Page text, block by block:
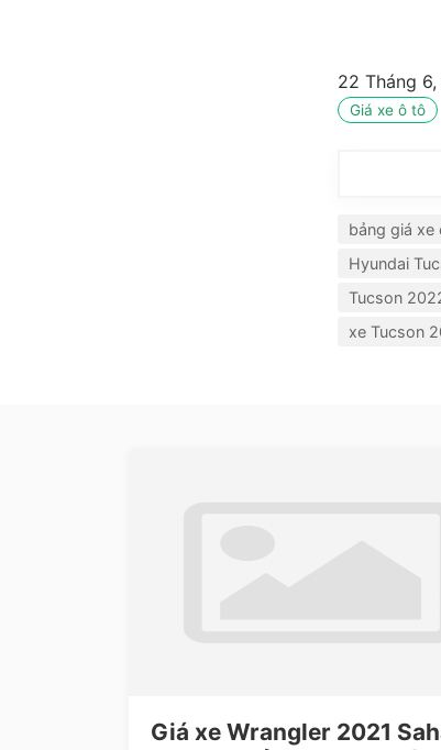
22 Tháng
Giá xe ô tô
bảng giá xe
Hyundai
Tucson
xe Tucson
Giá xe Wrangler 2021